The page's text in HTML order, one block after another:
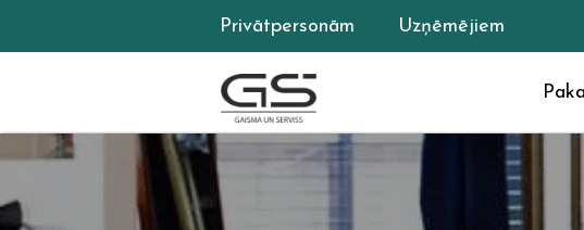
Privātpersonām Uzņēmējiem